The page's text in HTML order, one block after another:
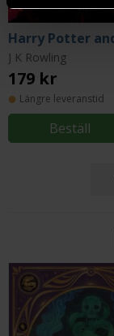
J K Rowling
179 kr
Längre leveranstid
Beställ